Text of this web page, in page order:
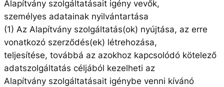
Alapítvány szolgáltatásait igény vevők,
személyes adatainak nyilvántartása
(1) Az Alapítvány szolgáltatás(ok) nyújtása, az erre
vonatkozó szerződés(ek) létrehozása,
teljesítése, továbbá az azokhoz kapcsolódó kötelező
adatszolgáltatás céljából kezelheti az
Alapítvány szolgáltatásait igénybe venni kívánó